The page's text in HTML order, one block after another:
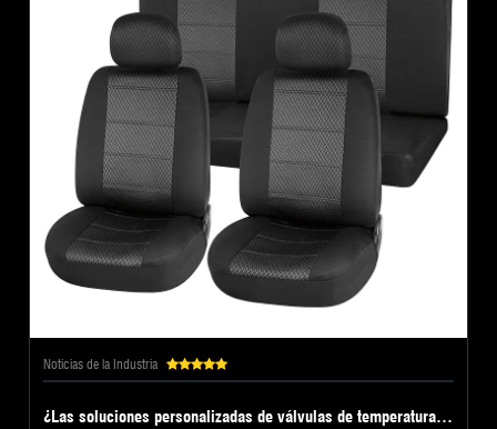
Noticias de la Industria
¿Las soluciones personalizadas de válvulas de temperatura manuales se están convirtiendo en una nueva tendencia para los fabricantes de equipos globales?